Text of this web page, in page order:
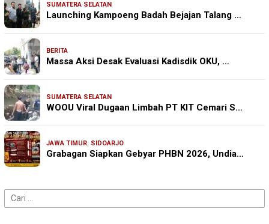
SUMATERA SELATAN
Launching Kampoeng Badah Bejajan Talang …
BERITA
Massa Aksi Desak Evaluasi Kadisdik OKU, …
SUMATERA SELATAN
WOOU Viral Dugaan Limbah PT KIT Cemari S…
JAWA TIMUR, SIDOARJO
Grabagan Siapkan Gebyar PHBN 2026, Undia…
Cari
untuk: